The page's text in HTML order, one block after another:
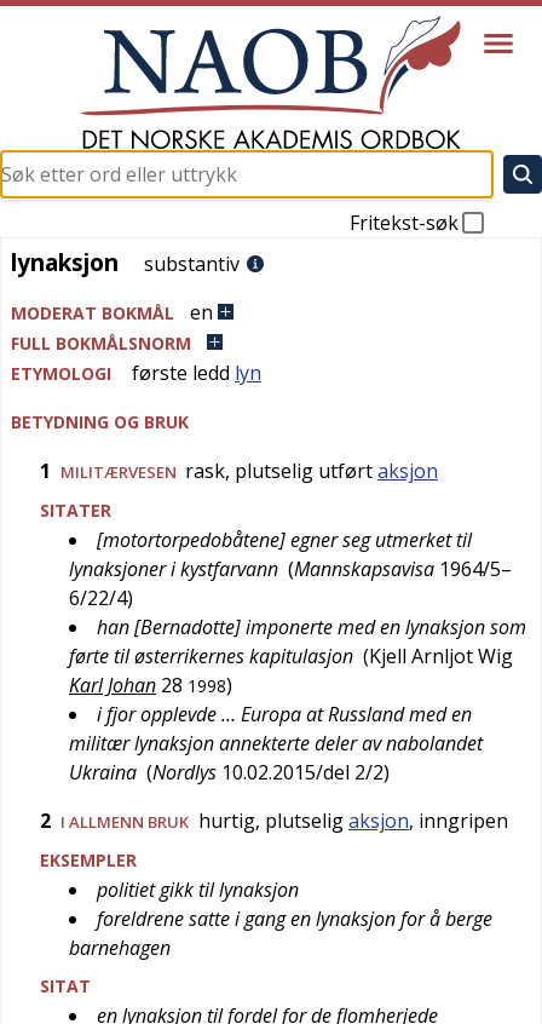
Fritekst-søk
lynaksjon
lynaksjon substantiv
MODERAT BOKMÅL en
FULL BOKMÅLSNORM
ETYMOLOGI
første ledd lyn
BETYDNING OG BRUK
1 MILITÆRVESEN rask, plutselig utførtaksjon
SITATER
[motortorpedobåtene] egner seg utmerket til
lynaksjoner i kystfarvann (Mannskapsavisa 1964/5–
6/22/4)
han [Bernadotte] imponerte med en lynaksjon som
førte til østerrikernes kapitulasjon (Kjell Arnljot Wig
Karl Johan 28 1998)
i fjor opplevde … Europa at Russland med en
militær lynaksjon annekterte deler av nabolandet
Ukraina (Nordlys 10.02.2015/del 2/2)
2 I ALLMENN BRUK hurtig, plutseligaksjon, inngripen
EKSEMPLER
politiet gikk til lynaksjon
foreldrene satte i gang en lynaksjon for å berge
barnehagen
SITAT
en lynaksjon til fordel for de flomherjede